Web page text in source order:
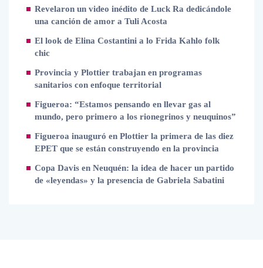
Revelaron un video inédito de Luck Ra dedicándole
una canción de amor a Tuli Acosta
El look de Elina Costantini a lo Frida Kahlo folk
chic
Provincia y Plottier trabajan en programas
sanitarios con enfoque territorial
Figueroa: “Estamos pensando en llevar gas al
mundo, pero primero a los rionegrinos y neuquinos”
Figueroa inauguró en Plottier la primera de las diez
EPET que se están construyendo en la provincia
Copa Davis en Neuquén: la idea de hacer un partido
de «leyendas» y la presencia de Gabriela Sabatini